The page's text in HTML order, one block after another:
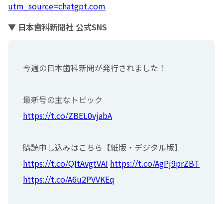
utm_source=chatgpt.com
▼ 日本歯科新聞社 公式SNS
今週の日本歯科新聞が発行されました！
最新号の主なトピック
https://t.co/ZBEL0vjabA
購読申し込みはこちら【紙版・デジタル版】
https://t.co/QItAvgtVAI https://t.co/AgPj9prZBT
https://t.co/A6u2PVVKEq